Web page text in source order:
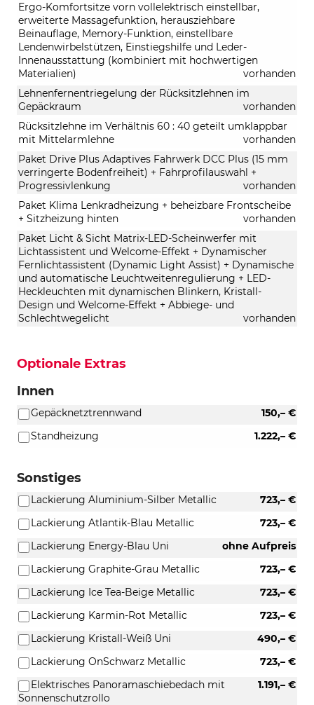
Ergo-Komfortsitze vorn vollelektrisch einstellbar,
erweiterte Massagefunktion, herausziehbare
Beinauflage, Memory-Funktion, einstellbare
Lendenwirbelstützen, Einstiegshilfe und Leder-
Innenausstattung (kombiniert mit hochwertigen
Materialien)
vorhanden
Lehnenfernentriegelung der Rücksitzlehnen im
Gepäckraum
vorhanden
Rücksitzlehne im Verhältnis 60 : 40 geteilt umklappbar
mit Mittelarmlehne
vorhanden
Paket Drive Plus Adaptives Fahrwerk DCC Plus (15 mm
verringerte Bodenfreiheit) + Fahrprofilauswahl +
Progressivlenkung
vorhanden
Paket Klima Lenkradheizung + beheizbare Frontscheibe
+ Sitzheizung hinten
vorhanden
Paket Licht & Sicht Matrix-LED-Scheinwerfer mit
Lichtassistent und Welcome-Effekt + Dynamischer
Fernlichtassistent (Dynamic Light Assist) + Dynamische
und automatische Leuchtweitenregulierung + LED-
Heckleuchten mit dynamischen Blinkern, Kristall-
Design und Welcome-Effekt + Abbiege- und
Schlechtwegelicht
vorhanden
Optionale Extras
Innen
150,– €
Gepäcknetztrennwand
1.222,– €
Standheizung
Sonstiges
723,– €
Lackierung Aluminium-Silber Metallic
723,– €
Lackierung Atlantik-Blau Metallic
ohne Aufpreis
Lackierung Energy-Blau Uni
723,– €
Lackierung Graphite-Grau Metallic
723,– €
Lackierung Ice Tea-Beige Metallic
723,– €
Lackierung Karmin-Rot Metallic
490,– €
Lackierung Kristall-Weiß Uni
723,– €
Lackierung OnSchwarz Metallic
1.191,– €
Elektrisches Panoramaschiebedach mit
Sonnenschutzrollo